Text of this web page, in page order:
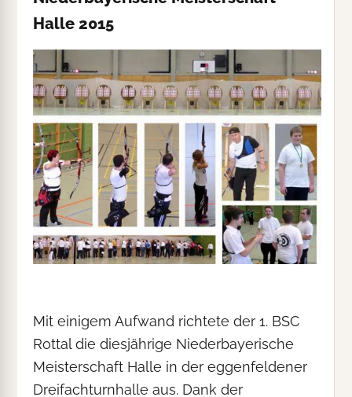
Halle 2015
Mit einigem Aufwand richtete der 1. BSC
Rottal die diesjährige Niederbayerische
Meisterschaft Halle in der eggenfeldener
Dreifachturnhalle aus. Dank der